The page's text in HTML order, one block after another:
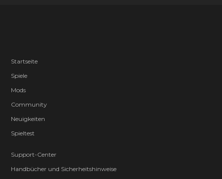
Startseite
Spiele
Mods
Community
Neuigkeiten
Spieltest
Support-Center
Handbücher und Sicherheitshinweise